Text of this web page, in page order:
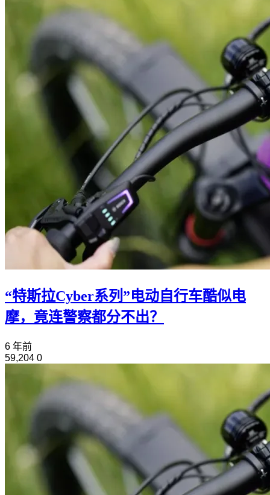
“特斯拉Cyber系列”电动自行车酷似电
摩，竟连警察都分不出？
6 年前
59,204 0